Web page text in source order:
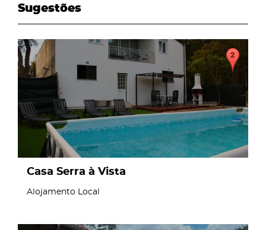
Sugestões
page
Casa Serra à Vista
Alojamento Local